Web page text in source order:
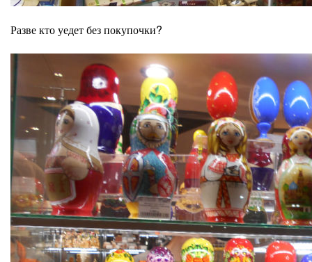
Разве кто уедет без покупочки?